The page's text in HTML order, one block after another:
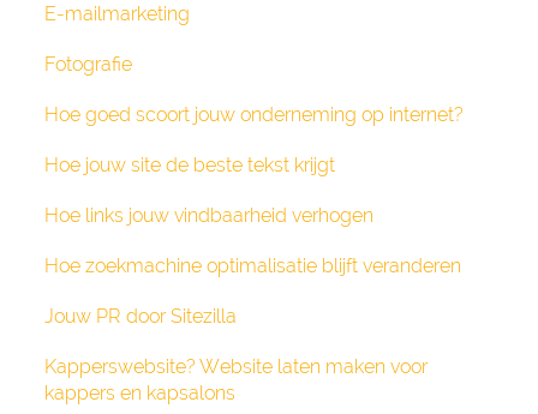
E-mailmarketing
Fotografie
Hoe goed scoort jouw onderneming op internet?
Hoe jouw site de beste tekst krijgt
Hoe links jouw vindbaarheid verhogen
Hoe zoekmachine optimalisatie blijft veranderen
Jouw PR door Sitezilla
Kapperswebsite? Website laten maken voor
kappers en kapsalons